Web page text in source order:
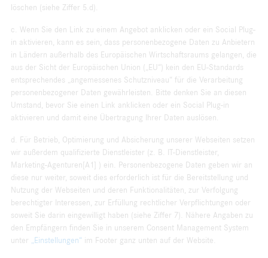
löschen (siehe Ziffer 5.d).
c. Wenn Sie den Link zu einem Angebot anklicken oder ein Social Plug-
in aktivieren, kann es sein, dass personenbezogene Daten zu Anbietern
in Ländern außerhalb des Europäischen Wirtschaftsraums gelangen, die
aus der Sicht der Europäischen Union („EU“) kein den EU-Standards
entsprechendes „angemessenes Schutzniveau“ für die Verarbeitung
personenbezogener Daten gewährleisten. Bitte denken Sie an diesen
Umstand, bevor Sie einen Link anklicken oder ein Social Plug-in
aktivieren und damit eine Übertragung Ihrer Daten auslösen.
d. Für Betrieb, Optimierung und Absicherung unserer Webseiten setzen
wir außerdem qualifizierte Dienstleister (z. B. IT-Dienstleister,
Marketing-Agenturen[A1] ) ein. Personenbezogene Daten geben wir an
diese nur weiter, soweit dies erforderlich ist für die Bereitstellung und
Nutzung der Webseiten und deren Funktionalitäten, zur Verfolgung
berechtigter Interessen, zur Erfüllung rechtlicher Verpflichtungen oder
soweit Sie darin eingewilligt haben (siehe Ziffer 7). Nähere Angaben zu
den Empfängern finden Sie in unserem Consent Management System
unter „Einstellungen“ im Footer ganz unten auf der Website.